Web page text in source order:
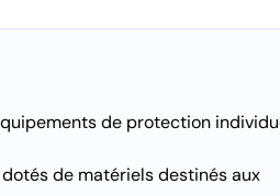
de protection
de matériels destinés aux